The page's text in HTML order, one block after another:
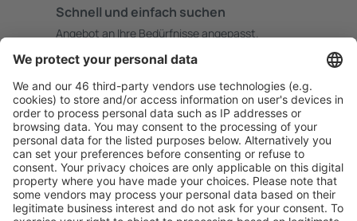
Schnell und einfach suchen
Angebot an Ihre Bedürfnisse angepasst.
Sicher planen
Buchen ohne Sorgen mit einer kostenlosen
Stornierungsoption.
Mehr sparen
Attraktive Preise und Spezialangebote für eingeloggte
Benutzer.